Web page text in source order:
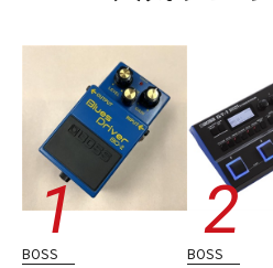
配信/ライブ機器
中古
エフェクター/ワイヤレスシステム
シンセサイザー・電子楽器
ギタ
レコーディング
配信機器・ライブ
ユーズド
ヴィンテージ ALL
BOSS BOSS